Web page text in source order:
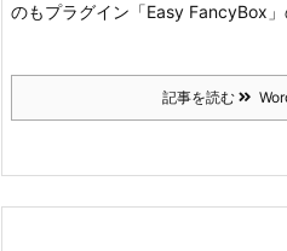
のもプラグイン「Easy FancyBox」
記事を読む